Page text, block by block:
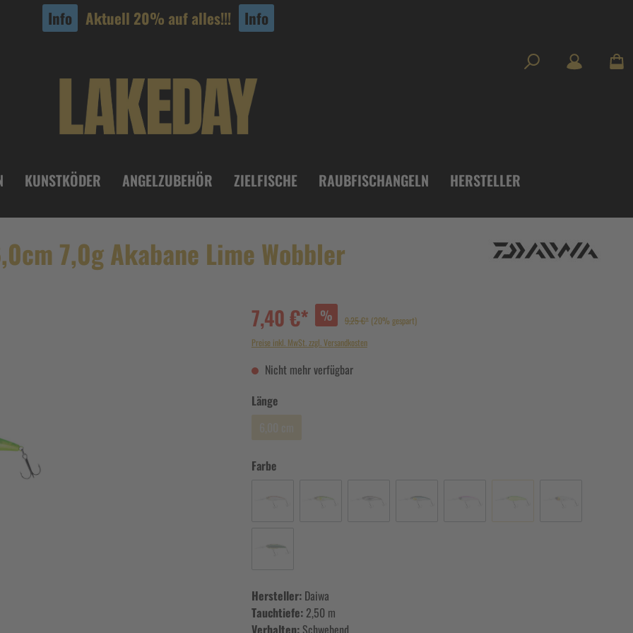
Info Aktuell 20% auf alles!!! Info
KUNSTKÖDER ANGELZUBEHÖR ZIELFISCHE RAUBFISCHANGELN HERSTELLER
7,0g Akabane Lime Wobbler
7,40 €* % 9,25 €* (20% gespart)
Preise inkl. MwSt. zzgl. Versandkosten
Nicht mehr verfügbar
Länge
Farbe
Hersteller: Daiwa
Tauchtiefe: 2,50 m